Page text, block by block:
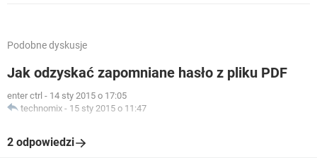
Podobne dyskusje
Jak odzyskać zapomniane hasło z pliku PDF
enter ctrl - 14 sty 2015 o 17:05
technomix - 15 sty 2015 o 11:47
2 odpowiedzi